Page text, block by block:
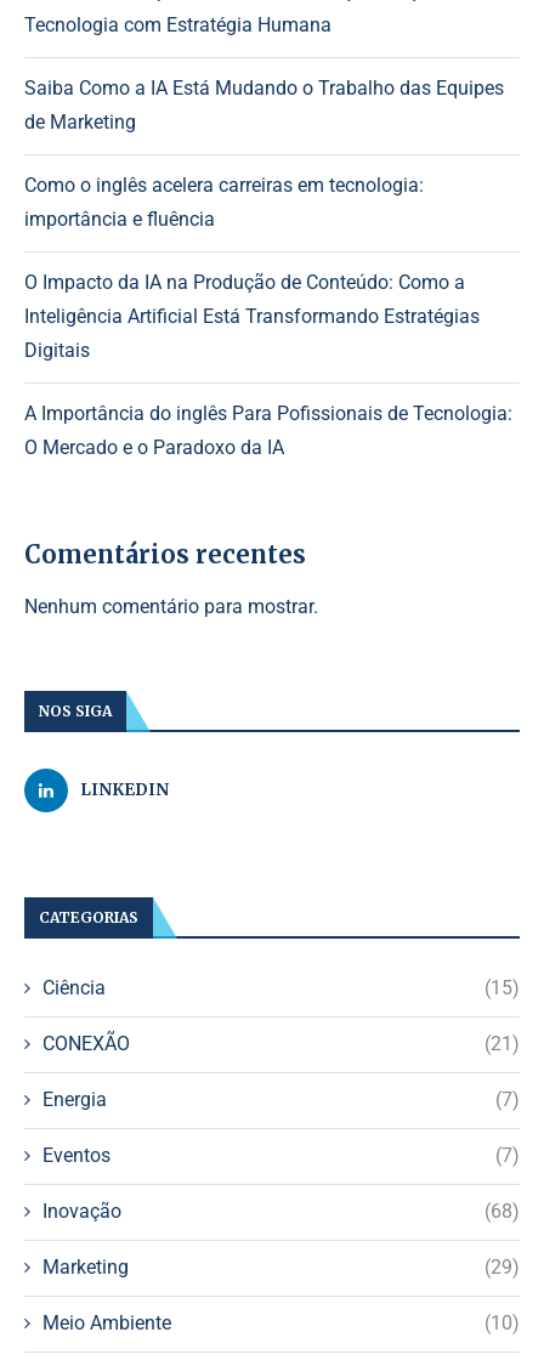
Tecnologia com Estratégia Humana
Saiba Como a IA Está Mudando o Trabalho das Equipes
de Marketing
Como o inglês acelera carreiras em tecnologia:
importância e fluência
O Impacto da IA na Produção de Conteúdo: Como a
Inteligência Artificial Está Transformando Estratégias
Digitais
A Importância do inglês Para Pofissionais de Tecnologia:
O Mercado e o Paradoxo da IA
Comentários recentes
Nenhum comentário para mostrar.
NOS SIGA
LINKEDIN
CATEGORIAS
Ciência (15)
CONEXÃO (21)
Energia (7)
Eventos (7)
Inovação (68)
Marketing (29)
Meio Ambiente (10)